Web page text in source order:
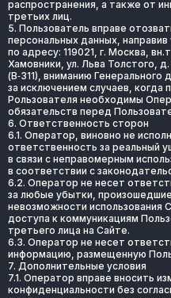
распространения, а также от
третьих лиц.
5. Пользователь вправе
персональных данных,
по адресу: 119021, г. Москва,
Хамовники, ул. Льва Толстого,
(В‑311), вниманию
за исключением случаев, когда
Pользователя необходимы
обязательств перед
6. Ответственность сторон
6.1. Оператор, виновно не
ответственность за реальный
в связи с неправомерным
в соответствии с
6.2. Оператор не несет
за любые убытки, произошедшие
невозможности использования
доступа к коммуникациям
третьего лица на Сайте.
6.3. Оператор не несет
информацию, размещенную
7. Дополнительные условия
7.1. Оператор вправе вносить
конфиденциальности без